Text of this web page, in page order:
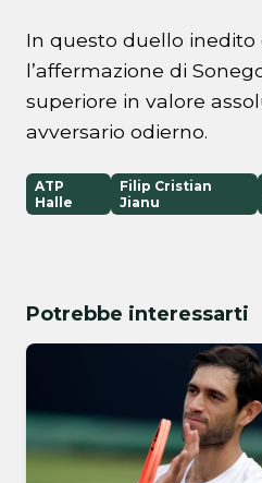
In questo duello
l’affermazione di
superiore in valore
avversario odierno.
ATP
Halle
Filip Cristian
Jianu
Potrebbe interessarti